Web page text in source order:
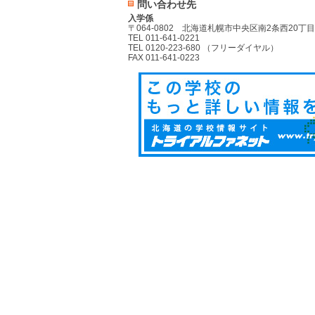
問い合わせ先
入学係
〒064-0802 北海道札幌市中央区南2条西20丁
TEL 011-641-0221
TEL 0120-223-680 （フリーダイヤル）
FAX 011-641-0223